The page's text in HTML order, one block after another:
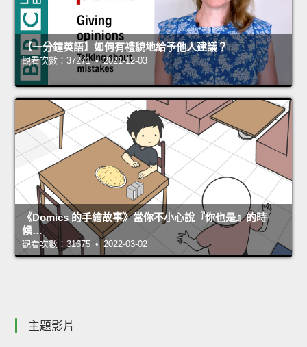
【一分鐘英語】如何有禮貌地給予他人建議？
觀看次數：37271 • 2021-12-03
《Domics 的手繪故事》當你不小心說『你也是』的時
候…
觀看次數：31675 • 2022-03-02
主題影片